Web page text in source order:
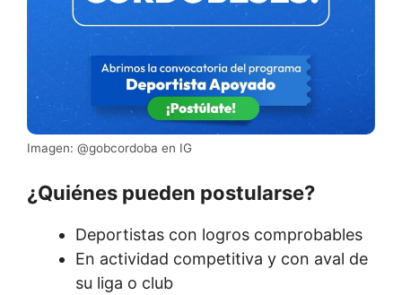
Imagen: @gobcordoba en IG
¿Quiénes pueden postularse?
Deportistas con logros comprobables
En actividad competitiva y con aval de
su liga o club